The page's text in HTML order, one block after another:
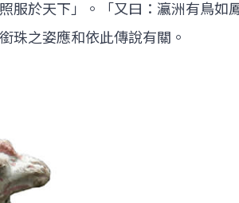
服於天下」。「又曰：瀛洲有鳥如
珠之姿應和依此傳說有關。